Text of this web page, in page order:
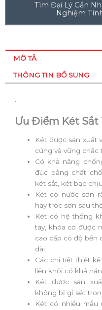
Tìm Đại Lý Gần
Nghiệm
MÔ TẢ
THÔNG TIN BỔ SUNG
.
Ưu Điểm Két Sắt
Két được sản xuất
cứng và vững chắc
Có khả năng
đúc bằng chất
két sắt, két bạc
Két có nước sơn
hay tróc sơn sau
Két có hệ thống
tay, khóa cơ được
cao cấp có độ bền
dài.
Các chi tiết thiết
liền khối có khả
Két được sản
không bị gỉ sét
Két có nhiều mẫu